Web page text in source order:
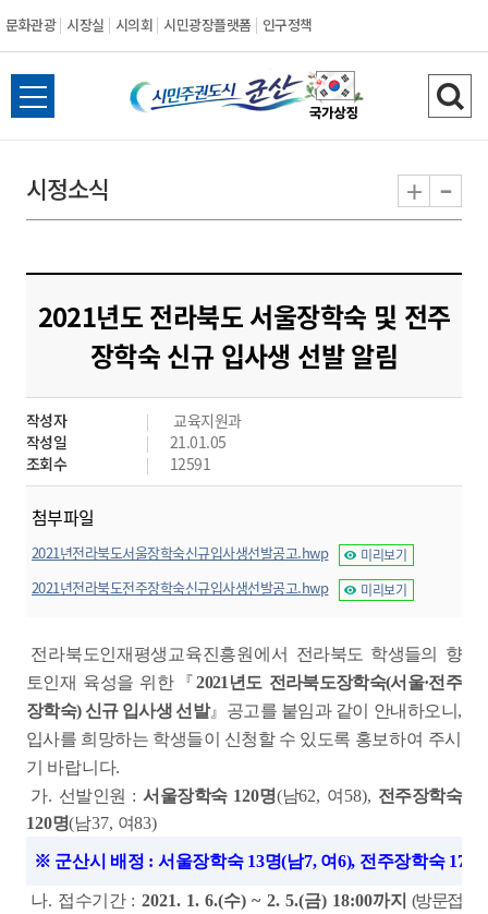
문화관광 시장실 시의회 시민광장플랫폼 인구정책
시
민
도
시
군
산
전
체
뉴
열
검
색
기
시정소식 + -
2021년도 전라북도 서울장학숙 및 전주
장학숙 신규 입사생 선발 알림
작성자
교육지원과
작성일
21.01.05
조회수
12591
첨부파일
2021년전라북도서울장학숙신규입사생선발공고.hwp 미리보기
2021년전라북도전주장학숙신규입사생선발공고.hwp 미리보기
전라북도인재평생교육진흥원에서 전라북도 학생들의 향
토인재 육성을 위한『2021 년도 전라북도장학숙(서울·전주
장학숙)신규 입사생 선발』 공고를 붙임과 같이 안내하오니 ,
입사를 희망하는 학생들이 신청할 수 있도록 홍보하여 주시
기 바랍니다.
가. 선발인원 :서울장학숙 120명(남62, 여 58), 전주장학숙
120명(남37, 여83)
※ 군산시 배정 : 서울장학숙 13명(남7, 여6), 전주장학숙 17
나. 접수기간 : 2021. 1. 6.(수) ~ 2. 5.(금) 18:00까지 (방문접